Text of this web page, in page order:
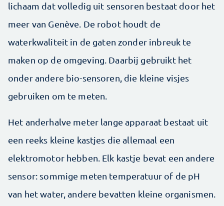
lichaam dat volledig uit sensoren bestaat door het
meer van Genève. De robot houdt de
waterkwaliteit in de gaten zonder inbreuk te
maken op de omgeving. Daarbij gebruikt het
onder andere bio-sensoren, die kleine visjes
gebruiken om te meten.
Het anderhalve meter lange apparaat bestaat uit
een reeks kleine kastjes die allemaal een
elektromotor hebben. Elk kastje bevat een andere
sensor: sommige meten temperatuur of de pH
van het water, andere bevatten kleine organismen.